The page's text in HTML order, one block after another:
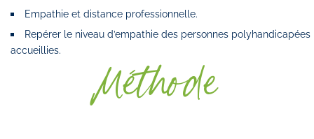
Empathie et distance professionnelle.
Repérer le niveau d’empathie des personnes polyhandicapées
accueillies.
Méthode